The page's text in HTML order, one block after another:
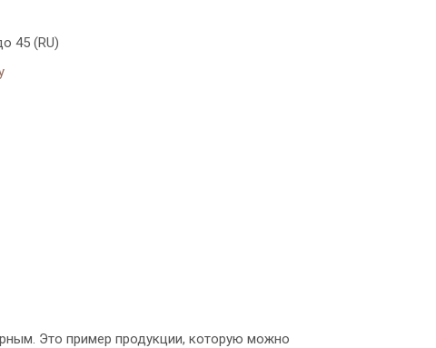
45 (RU)
Это пример продукции, которую можно